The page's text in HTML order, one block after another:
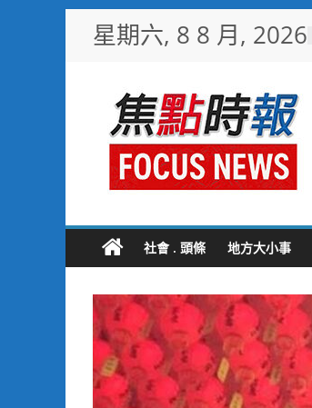
星期六, 8 8 月, 2026
社會 . 頭條 地方大小事